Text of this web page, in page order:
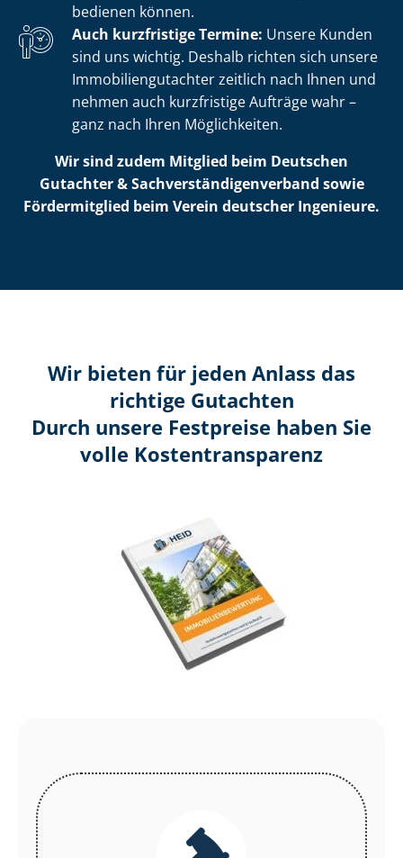
bedienen können.
Auch kurzfristige Termine: Unsere Kunden
sind uns wichtig. Deshalb richten sich unsere
Im­mo­bi­li­en­gut­ach­ter zeitlich nach Ihnen und
nehmen auch kurzfristige Aufträge wahr –
ganz nach Ihren Möglichkeiten.
Wir sind zudem Mitglied beim Deutschen
Gutachter & Sach­ver­stän­di­gen­ver­band sowie
Fördermitglied beim Verein deutscher Ingenieure.
Wir bieten für jeden Anlass das
richtige Gutachten
Durch unsere Festpreise haben Sie
volle Kosten­transparenz